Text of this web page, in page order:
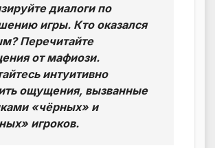
диалоги по
игры. Кто оказался
Перечитайте
от мафиози.
интуитивно
ощущения, вызванные
«чёрных» и
игроков.